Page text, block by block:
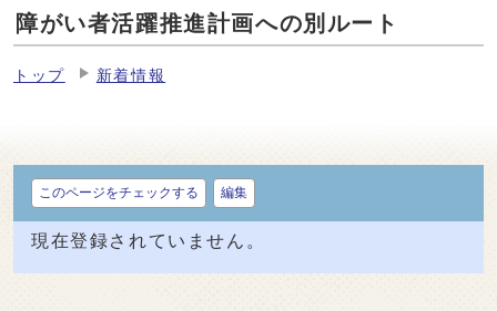
障がい者活躍推進計画への別ルート
トップ 新着情報
このページをチェックする 編集
現在登録されていません。